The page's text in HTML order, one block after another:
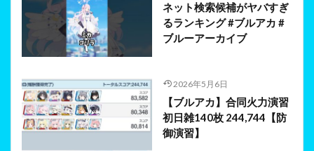
ネット検索候補がヤバすぎ
るランキング #ブルアカ #
ブルーアーカイブ
2026年5月6日
【ブルアカ】合同火力演習
初日雑140枚 244,744【防
御演習】